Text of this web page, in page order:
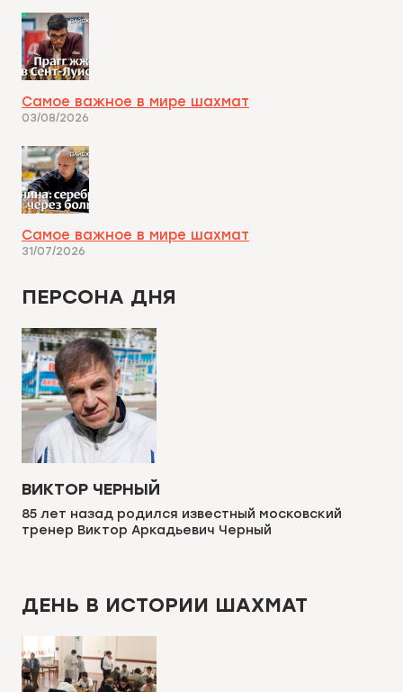
Самое важное в мире шахмат
03/08/2026
Самое важное в мире шахмат
31/07/2026
ПЕРСОНА ДНЯ
ВИКТОР ЧЕРНЫЙ
85 лет назад родился известный московский
тренер Виктор Аркадьевич Черный
ДЕНЬ В ИСТОРИИ ШАХМАТ